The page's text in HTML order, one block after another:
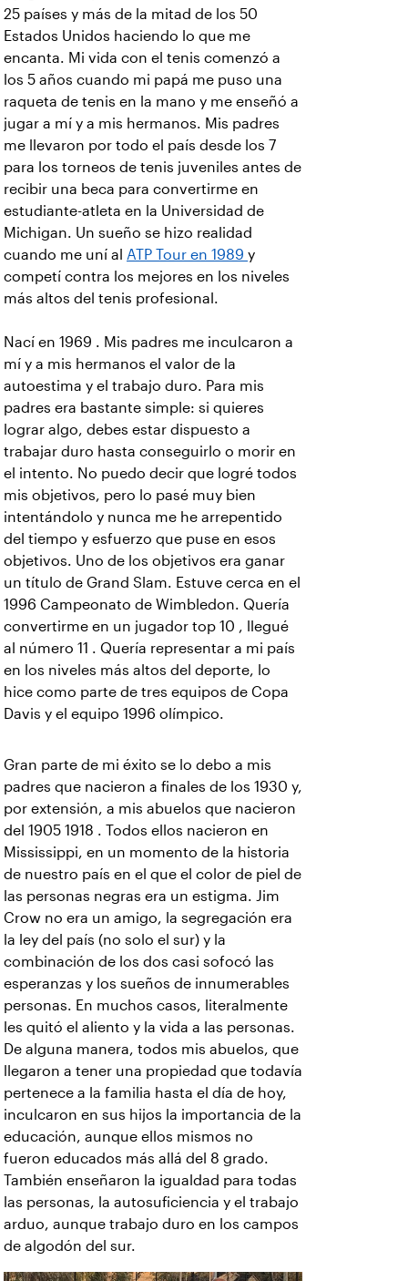
25 países y más de la mitad de los 50
Estados Unidos haciendo lo que me
encanta. Mi vida con el tenis comenzó a
los 5 años cuando mi papá me puso una
raqueta de tenis en la mano y me enseñó a
jugar a mí y a mis hermanos. Mis padres
me llevaron por todo el país desde los 7
para los torneos de tenis juveniles antes de
recibir una beca para convertirme en
estudiante-atleta en la Universidad de
Michigan. Un sueño se hizo realidad
cuando me uní al ATP Tour en 1989 y
competí contra los mejores en los niveles
más altos del tenis profesional.
Nací en 1969 . Mis padres me inculcaron a
mí y a mis hermanos el valor de la
autoestima y el trabajo duro. Para mis
padres era bastante simple: si quieres
lograr algo, debes estar dispuesto a
trabajar duro hasta conseguirlo o morir en
el intento. No puedo decir que logré todos
mis objetivos, pero lo pasé muy bien
intentándolo y nunca me he arrepentido
del tiempo y esfuerzo que puse en esos
objetivos. Uno de los objetivos era ganar
un título de Grand Slam. Estuve cerca en el
1996 Campeonato de Wimbledon. Quería
convertirme en un jugador top 10 , llegué
al número 11 . Quería representar a mi país
en los niveles más altos del deporte, lo
hice como parte de tres equipos de Copa
Davis y el equipo 1996 olímpico.
Gran parte de mi éxito se lo debo a mis
padres que nacieron a finales de los 1930 y,
por extensión, a mis abuelos que nacieron
del 1905 1918 . Todos ellos nacieron en
Mississippi, en un momento de la historia
de nuestro país en el que el color de piel de
las personas negras era un estigma. Jim
Crow no era un amigo, la segregación era
la ley del país (no solo el sur) y la
combinación de los dos casi sofocó las
esperanzas y los sueños de innumerables
personas. En muchos casos, literalmente
les quitó el aliento y la vida a las personas.
De alguna manera, todos mis abuelos, que
llegaron a tener una propiedad que todavía
pertenece a la familia hasta el día de hoy,
inculcaron en sus hijos la importancia de la
educación, aunque ellos mismos no
fueron educados más allá del 8 grado.
También enseñaron la igualdad para todas
las personas, la autosuficiencia y el trabajo
arduo, aunque trabajo duro en los campos
de algodón del sur.